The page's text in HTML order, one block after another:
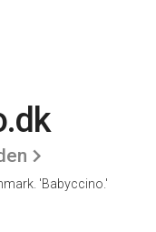
'Babyccino.'